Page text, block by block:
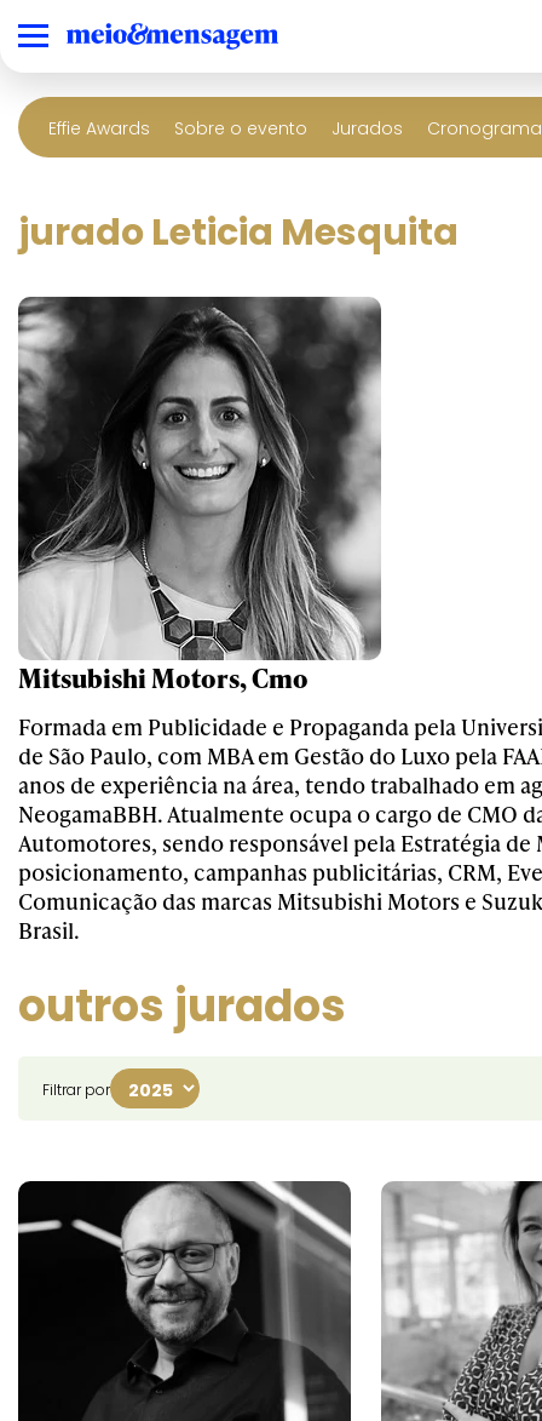
Effie Awards Sobre o evento Jurados
jurado Leticia Mesquita
Mitsubishi Motors, Cmo
Formada em Publicidade e Propaganda pela
de São Paulo, com MBA em Gestão do Luxo pela
anos de experiência na área, tendo trabalhado em
NeogamaBBH. Atualmente ocupa o cargo de CMO
Automotores, sendo responsável pela Estratégia de
posicionamento, campanhas publicitárias, CRM,
Comunicação das marcas Mitsubishi Motors e
Brasil.
outros jurados
Filtrar por